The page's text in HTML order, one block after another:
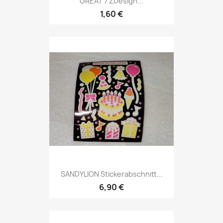
1,60 €
SANDYLION Stickerabschnitt...
6,90 €